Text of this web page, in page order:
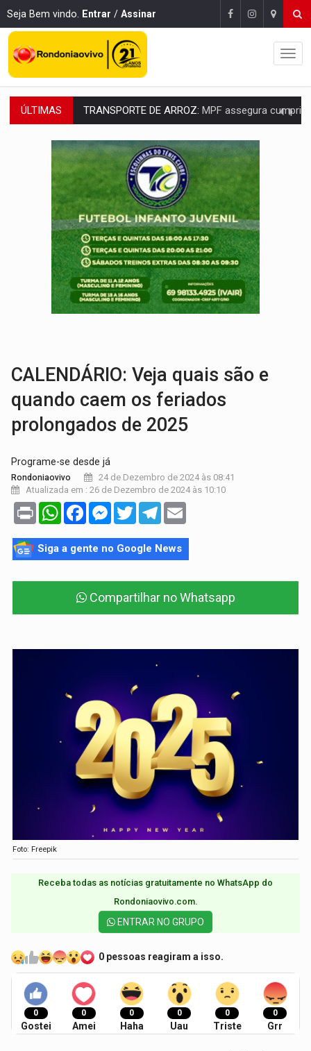
Seja Bem vindo. Entrar / Assinar
ÚLTIMAS DEEPFAKE:Sancionada lei contra violência sexual infantil na
COLEGIADO:Brasil e Rússia discutem energia nuclear, defesa e
URGENTE:Colisão entre caminhão e carro deixa quatro mortos e um em
ENCONTRO:Amazônia Negra ganha projeção nacional com participação de
PREVISÃO:Porto Velho tem chances de chuvas isoladas nesta
SINDICATOS UNIDOS:Assembleia Geral delibera greve da educação
PROCESSO SELETIVO:Rondoniaovivo abre oficina de Comunicação com
AGOSTO LILÁS:MPRO lança de portal e promove reflexão sobre trajetória da
CALENDÁRIO: Veja quais são e
quando caem os feriados
prolongados de 2025
Programe-se desde já
Rondoniaovivo
24 de Dezembro de 2024 às 08:41
Atualizada em : 26 de Dezembro de 2024 às 10:10
Print WhatsAppFacebookMessenger
TwitterTelegram
Siga a gente no Google News
Compartilhar no Whatsapp
Foto: Freepik
Receba todas as notícias gratuitamente no WhatsApp do
Rondoniaovivo.com.​
ENTRAR NO GRUPO
0 pessoas reagiram a isso.
0
Gostei
0
Amei
0
Haha
0
Uau
0
Triste
0
Grr